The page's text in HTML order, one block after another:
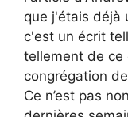
que j'étais déjà
c'est un écrit
tellement de ce
congrégation
Ce n’est pas